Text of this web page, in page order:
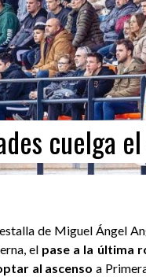
cuelga
de Miguel Ángel
el pase a la última
al ascenso a